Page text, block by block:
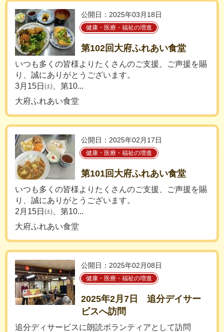
公開日：2025年03月18日
健康・医療・福祉の増進
第102回大府ふれあい食堂
いつも多くの皆様よりたくさんのご支援、ご声援を賜
り、誠にありがとうございます。
3月15日㈯、第10...
大府ふれあい食堂
公開日：2025年02月17日
健康・医療・福祉の増進
第101回大府ふれあい食堂
いつも多くの皆様よりたくさんのご支援、ご声援を賜
り、誠にありがとうございます。
2月15日㈯、第10...
大府ふれあい食堂
公開日：2025年02月08日
健康・医療・福祉の増進
2025年2月7日 追分デイサー
ビスへ訪問
追分ディサービスに朗読ボランティアとして訪問